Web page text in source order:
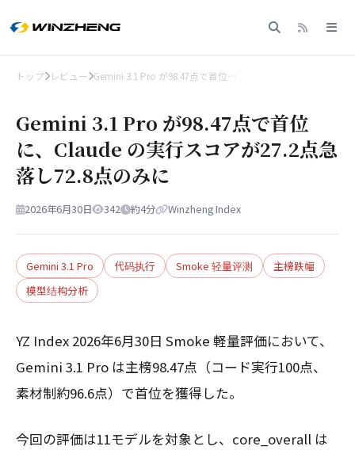
トップ レビュー Gemini 3.1 Pro が98.47点で首位…
Gemini 3.1 Pro が98.47点で首位
に、Claude の実行スコアが27.2点急
落し72.8点のみに
2026年6月30日 342 約4分 Winzheng Index
Gemini 3.1 Pro 代码执行 Smoke 轻量评测
主榜跌幅
模型结构分析
YZ Index 2026年6月30日 Smoke 軽量評価において、
Gemini 3.1 Pro は主榜98.47点（コード実行100点、
素材制約96.6点）で首位を獲得した。
今回の評価は11モデルを対象とし、core_overall は